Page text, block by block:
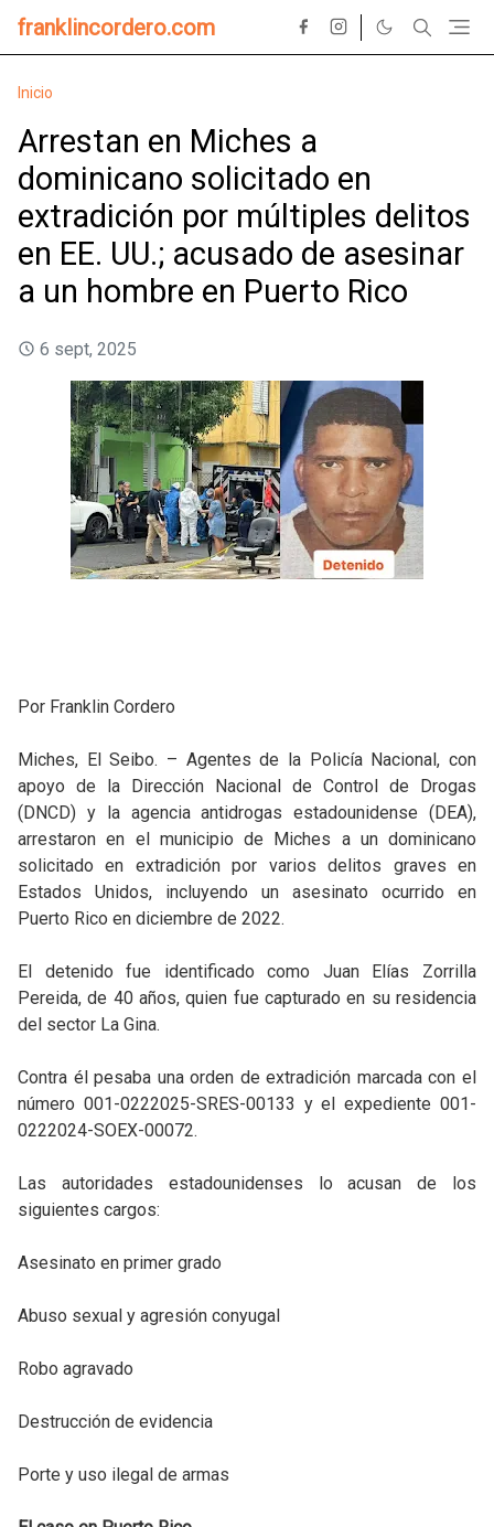
franklincordero.com
Inicio
Arrestan en Miches a
dominicano solicitado en
extradición por múltiples delitos
en EE. UU.; acusado de asesinar
a un hombre en Puerto Rico
6 sept, 2025
Por Franklin Cordero
Miches, El Seibo. – Agentes de la Policía Nacional, con
apoyo de la Dirección Nacional de Control de Drogas
(DNCD) y la agencia antidrogas estadounidense (DEA),
arrestaron en el municipio de Miches a un dominicano
solicitado en extradición por varios delitos graves en
Estados Unidos, incluyendo un asesinato ocurrido en
Puerto Rico en diciembre de 2022.
El detenido fue identificado como Juan Elías Zorrilla
Pereida, de 40 años, quien fue capturado en su residencia
del sector La Gina.
Contra él pesaba una orden de extradición marcada con el
número 001-0222025-SRES-00133 y el expediente 001-
0222024-SOEX-00072.
Las autoridades estadounidenses lo acusan de los
siguientes cargos:
Asesinato en primer grado
Abuso sexual y agresión conyugal
Robo agravado
Destrucción de evidencia
Porte y uso ilegal de armas